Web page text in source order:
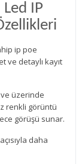
IP
ip poe
ve detaylı kayıt
ve üzerinde
renkli görüntü
görüşü sunar.
daha